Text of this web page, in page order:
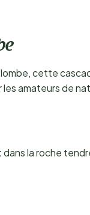
cette
amateurs de
la roche